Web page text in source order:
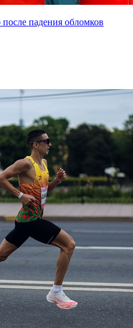
падения обломков